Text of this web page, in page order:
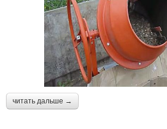
читать дальше →